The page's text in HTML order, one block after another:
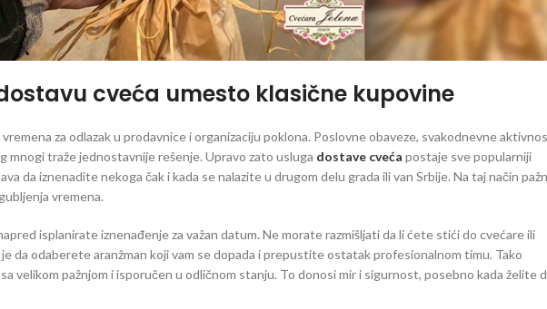
cveća umesto klasične kupovine
za odlazak u prodavnice i organizaciju poklona. Poslovne obaveze, svakodnevne
mnogi traže jednostavnije rešenje. Upravo zato usluga dostave cveća postaje sve popularniji
da iznenadite nekoga čak i kada se nalazite u drugom delu grada ili van Srbije. Na taj način
vremena.
isplanirate iznenađenje za važan datum. Ne morate razmišljati da li ćete stići do cvećare ili
da odaberete aranžman koji vam se dopada i prepustite ostatak profesionalnom timu. Tako
velikom pažnjom i isporučen u odličnom stanju. To donosi mir i sigurnost, posebno kada želite